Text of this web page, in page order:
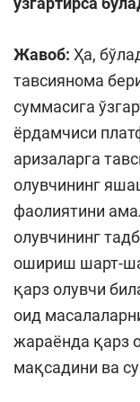
Жавоб: Ҳа,
тавсиянома
суммасига
ёрдамчиси
аризаларга
олувчининг
фаолиятини
олувчининг
ошириш шарт-
қарз олувчи
оид
жараёнда қарз
мақсадини ва